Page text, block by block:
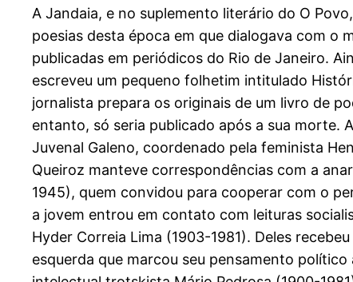
A Jandaia, e no suplemento literário do O
poesias desta época em que dialogava com o
publicadas em periódicos do Rio de Janeiro.
escreveu um pequeno folhetim intitulado
jornalista prepara os originais de um livro de
entanto, só seria publicado após a sua morte.
Juvenal Galeno, coordenado pela feminista
Queiroz manteve correspondências com a
1945), quem convidou para cooperar com o
a jovem entrou em contato com leituras
Hyder Correia Lima (1903-1981). Deles
esquerda que marcou seu pensamento